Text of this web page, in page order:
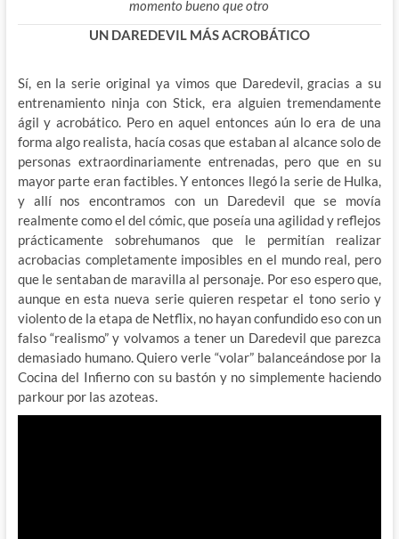
momento bueno que otro
UN DAREDEVIL MÁS ACROBÁTICO
Sí, en la serie original ya vimos que Daredevil, gracias a su
entrenamiento ninja con Stick, era alguien tremendamente
ágil y acrobático. Pero en aquel entonces aún lo era de una
forma algo realista, hacía cosas que estaban al alcance solo de
personas extraordinariamente entrenadas, pero que en su
mayor parte eran factibles. Y entonces llegó la serie de Hulka,
y allí nos encontramos con un Daredevil que se movía
realmente como el del cómic, que poseía una agilidad y reflejos
prácticamente sobrehumanos que le permitían realizar
acrobacias completamente imposibles en el mundo real, pero
que le sentaban de maravilla al personaje. Por eso espero que,
aunque en esta nueva serie quieren respetar el tono serio y
violento de la etapa de Netflix, no hayan confundido eso con un
falso “realismo” y volvamos a tener un Daredevil que parezca
demasiado humano. Quiero verle “volar” balanceándose por la
Cocina del Infierno con su bastón y no simplemente haciendo
parkour por las azoteas.